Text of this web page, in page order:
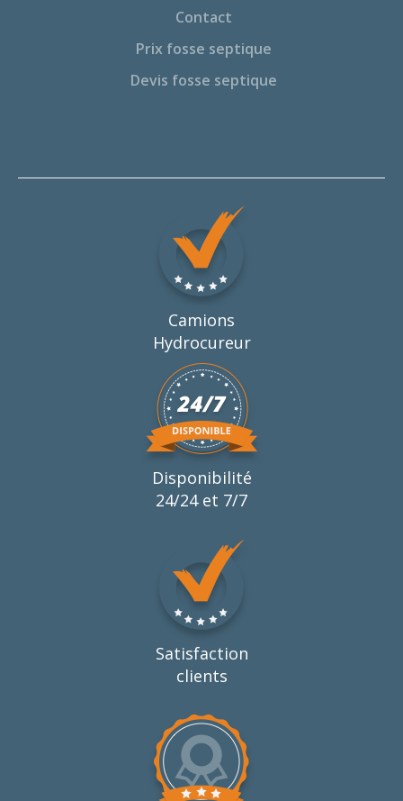
Contact
Prix fosse septique
Devis fosse septique
Camions
Hydrocureur
Disponibilité
24/24 et 7/7
Satisfaction
clients